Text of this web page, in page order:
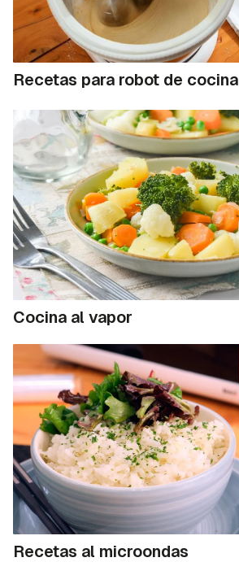
Recetas para robot de cocina
Cocina al vapor
Recetas al microondas